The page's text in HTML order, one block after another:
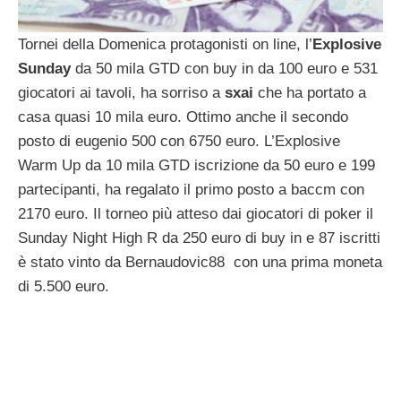
Tornei della Domenica protagonisti on line, l’Explosive
Sundayda 50 mila GTD con buy in da 100 euro e 531
giocatori ai tavoli, ha sorriso a sxai che ha portato a
casa quasi 10 mila euro. Ottimo anche il secondo
posto di eugenio 500 con 6750 euro. L’Explosive
Warm Up da 10 mila GTD iscrizione da 50 euro e 199
partecipanti, ha regalato il primo posto a baccm con
2170 euro. Il torneo più atteso dai giocatori di poker il
Sunday Night High R da 250 euro di buy in e 87 iscritti
è stato vinto da Bernaudovic88 con una prima moneta
di 5.500 euro.